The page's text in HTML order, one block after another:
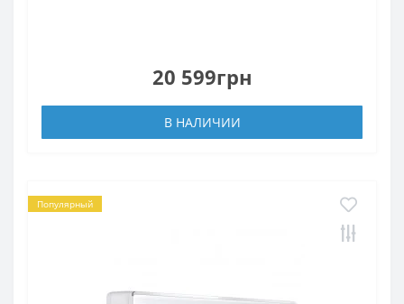
20 599грн
В НАЛИЧИИ
Популярный